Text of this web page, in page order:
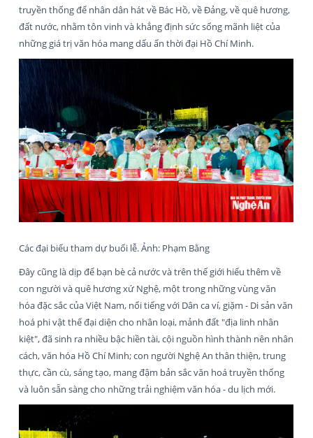
truyền thống để nhân dân hát về Bác Hồ, về Đảng, về quê hương,
đất nước, nhằm tôn vinh và khẳng định sức sống mãnh liệt của
những giá trị văn hóa mang dấu ấn thời đại Hồ Chí Minh.
Các đại biểu tham dự buổi lễ. Ảnh: Phạm Bằng
Đây cũng là dịp để bạn bè cả nước và trên thế giới hiểu thêm về
con người và quê hương xứ Nghệ, một trong những vùng văn
hóa đặc sắc của Việt Nam, nổi tiếng với Dân ca ví, giặm - Di sản văn
hoá phi vật thể đại diện cho nhân loại, mảnh đất "địa linh nhân
kiệt", đã sinh ra nhiều bậc hiền tài, cội nguồn hình thành nên nhân
cách, văn hóa Hồ Chí Minh; con người Nghệ An thân thiện, trung
thực, cần cù, sáng tạo, mang đậm bản sắc văn hoá truyền thống
và luôn sẵn sàng cho những trải nghiệm văn hóa - du lịch mới.